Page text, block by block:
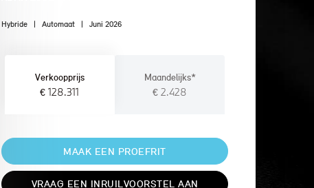
Hybride | Automaat | Juni 2026
Verkoopprijs
€ 128.311
Maandelijks*
€ 2.428
MAAK EEN PROEFRIT
VRAAG EEN INRUILVOORSTEL AAN